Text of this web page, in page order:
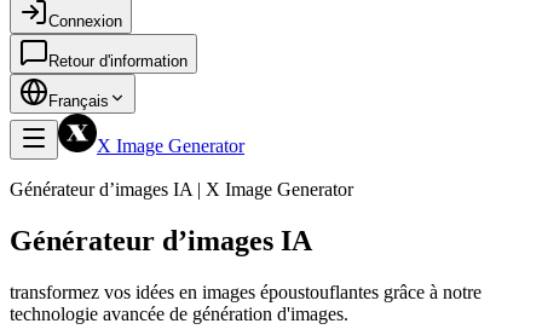
Connexion
Retour d'information
Français
X Image Generator
Générateur d’images IA | X Image Generator
Générateur d’images IA
transformez vos idées en images époustouflantes grâce à notre
technologie avancée de génération d'images.